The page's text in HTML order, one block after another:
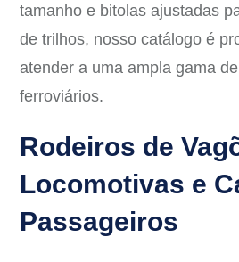
tamanho e bitolas ajustadas
de trilhos, nosso catálogo é
atender a uma ampla gama
ferroviários.
Rodeiros de
Locomotivas e
Passageiros